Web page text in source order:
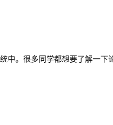
中。很多同学都想要了解一下